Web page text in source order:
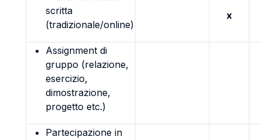
scritta
(tradizionale/online)
x
Assignment di
gruppo (relazione,
esercizio,
dimostrazione,
progetto etc.)
Partecipazione in